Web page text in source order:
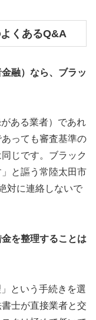
くあるQ&A
融）なら、ブラッ
ある業者）であれ
っても審査基準の
じです。ブラック
と謳う常陸太田市
対に連絡しないで
を整理することは
という手続きを選
士が直接業者と交